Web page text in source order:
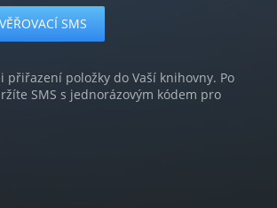
položky do Vaší knihovny. Po
SMS s jednorázovým kódem pro